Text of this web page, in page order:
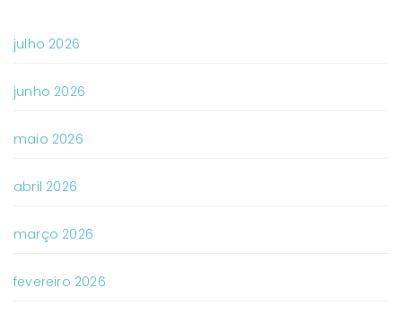
julho 2026
junho 2026
maio 2026
abril 2026
março 2026
fevereiro 2026